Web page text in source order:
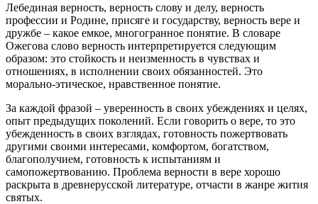
Лебединая верность, верность слову и делу, верность
профессии и Родине, присяге и государству, верность вере и
дружбе – какое емкое, многогранное понятие. В словаре
Ожегова слово верность интерпретируется следующим
образом: это стойкость и неизменность в чувствах и
отношениях, в исполнении своих обязанностей. Это
морально-этическое, нравственное понятие.
За каждой фразой – уверенность в своих убеждениях и целях,
опыт предыдущих поколений. Если говорить о вере, то это
убежденность в своих взглядах, готовность пожертвовать
другими своими интересами, комфортом, богатством,
благополучием, готовность к испытаниям и
самопожертвованию. Проблема верности в вере хорошо
раскрыта в древнерусской литературе, отчасти в жанре жития
святых.